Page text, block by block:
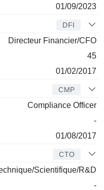
01/09/2023
DFI
Directeur Financier/CFO
45
01/02/2017
CMP
Compliance Officer
-
01/08/2017
CTO
Scientifique/R&D
-